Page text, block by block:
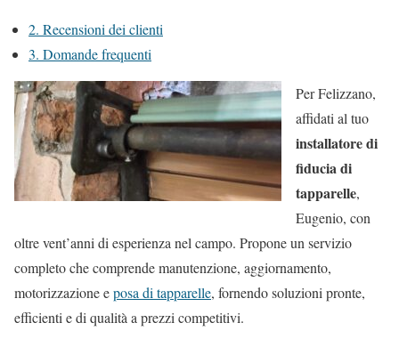
2. Recensioni dei clienti
3. Domande frequenti
Per Felizzano,
affidati al tuo
installatore di
fiducia di
tapparelle,
Eugenio, con
oltre vent’anni di esperienza nel campo. Propone un servizio
completo che comprende manutenzione, aggiornamento,
motorizzazione eposa di tapparelle, fornendo soluzioni pronte,
efficienti e di qualità a prezzi competitivi.